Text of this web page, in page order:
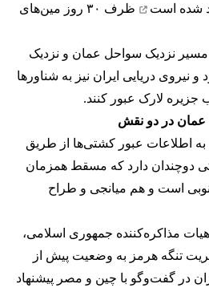
شده است
ظرف ۳۰ روز مین‌های
مسیر نزدیک سواحل عمان و نزدیک
نیروی دریایی ایران نیز به شناورها
جزیره لارک عبور کنند.
عمان در دو نقش
اطلاعات عبور کشتی‌ها از طریق
دوچندان دارد که مسقط همزمان
است و هم میانجی و طراح
مذاکره‌کننده جمهوری اسلامی،
تنگه هرمز به وضعیت پیش از
در گفت‌وگو با چین و مصر پیشنهاد